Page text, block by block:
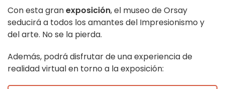
Con esta granexposición, el museo de Orsay
seducirá a todos los amantes del Impresionismo y
del arte. No se la pierda.
Además, podrá disfrutar de una experiencia de
realidad virtual en torno a la exposición: